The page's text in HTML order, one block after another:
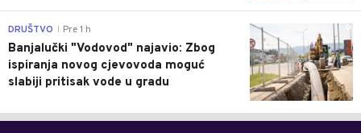
0
DRUŠTVO Pre 1 h
Banjalučki "Vodovod" najavio: Zbog
ispiranja novog cjevovoda moguć
slabiji pritisak vode u gradu